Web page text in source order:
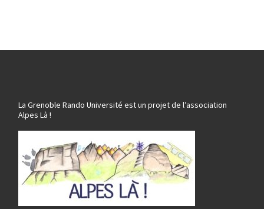
La Grenoble Rando Université est un projet de l’association
Alpes Là !